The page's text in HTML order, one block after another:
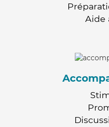
Aide